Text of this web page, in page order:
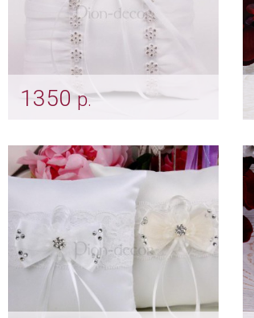
1350р.
обручальные кольца
Арт: pod_0024